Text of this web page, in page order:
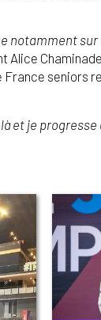
notamment
Alice
France seniors
et je